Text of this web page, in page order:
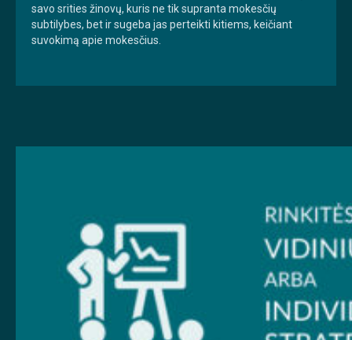
savo srities žinovų, kuris ne tik supranta mokesčių
subtilybes, bet ir sugeba jas perteikti kitiems, keičiant
suvokimą apie mokesčius.